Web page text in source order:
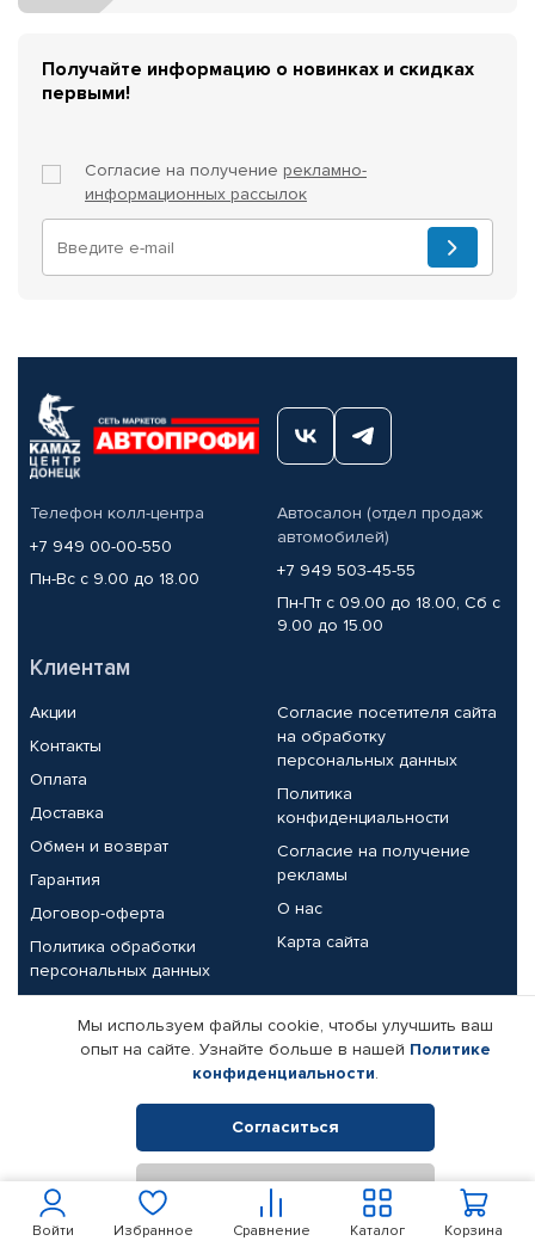
Войти Избранное Сравнение Корзина
Каталог
Получайте информацию о новинках и скидках
первыми!
Согласие на получение рекламно-
информационных рассылок
Телефон колл-центра
+7 949 00-00-550
Пн-Вс с 9.00 до 18.00
Автосалон (отдел продаж
автомобилей)
+7 949 503-45-55
Пн-Пт с 09.00 до 18.00, Сб с
9.00 до 15.00
Клиентам
Акции
Контакты
Оплата
Доставка
Обмен и возврат
Гарантия
Договор-оферта
Политика обработки
персональных данных
Согласие посетителя сайта
на обработку
персональных данных
Политика
конфиденциальности
Согласие на получение
рекламы
О нас
Карта сайта
Партнерам
Корпоративным клиентам
Поставщикам
Реквизиты компании
© КАМАЗ ЦЕНТР ДОНЕЦК, 2015-2026. Все права защищены.
Интернет-магазин автомобильных товаров Автопрофи.
Мы используем файлы cookie, чтобы улучшить ваш
опыт на сайте. Узнайте больше в нашей Политике
конфиденциальности.
Согласиться
Отклонить